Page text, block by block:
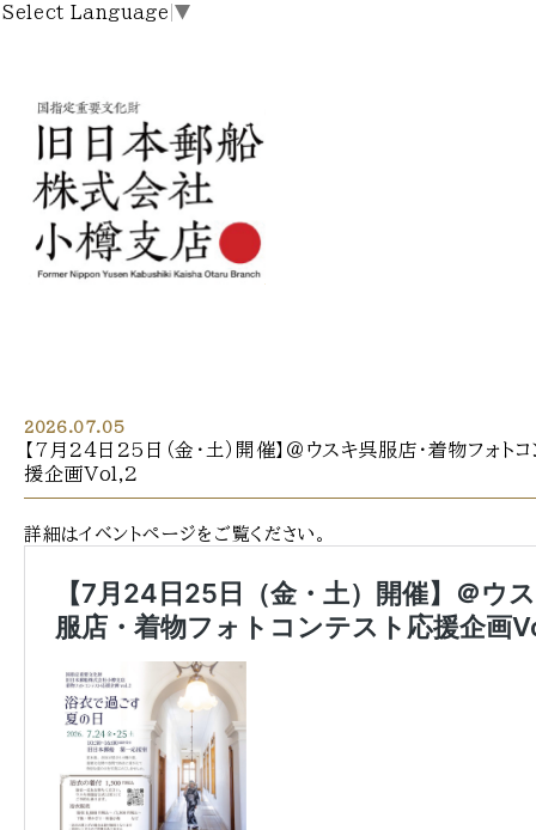
Select Language ▼
2026.07.05
【7月24日25日（金・土）開催】＠ウスキ呉服店・着物フォト
援企画Vol,2
詳細はイベントページをご覧ください。